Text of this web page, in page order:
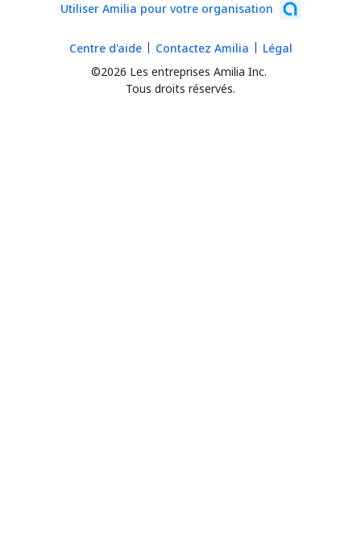
Utiliser Amilia pour votre organisation
©2026 Les entreprises Amilia Inc.
Tous droits réservés.
Centre d'aide Contactez Amilia Légal